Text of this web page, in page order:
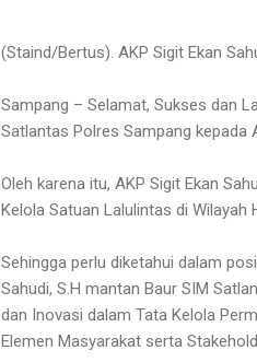
(Staind/Bertus). AKP Sigit Ekan
Sampang – Selamat, Sukses dan
Satlantas Polres Sampang kepada
Oleh karena itu, AKP Sigit Ekan
Kelola Satuan Lalulintas di Wilayah
Sehingga perlu diketahui dalam
Sahudi, S.H mantan Baur SIM
dan Inovasi dalam Tata Kelola
Elemen Masyarakat serta